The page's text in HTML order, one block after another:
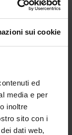
sui cookie
ed
media e per
inoltre
sito con i
dati web,